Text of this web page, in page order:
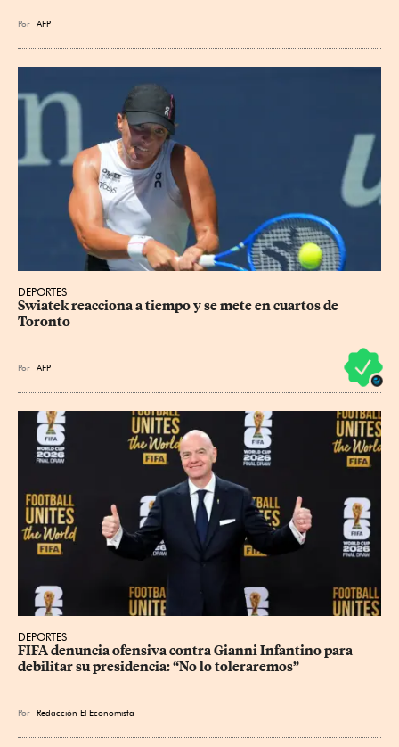
Por AFP
DEPORTES
Swiatek reacciona a tiempo y se mete en cuartos de
Toronto
Por AFP
DEPORTES
FIFA denuncia ofensiva contra Gianni Infantino para
debilitar su presidencia: “No lo toleraremos”
Por Redacción El Economista